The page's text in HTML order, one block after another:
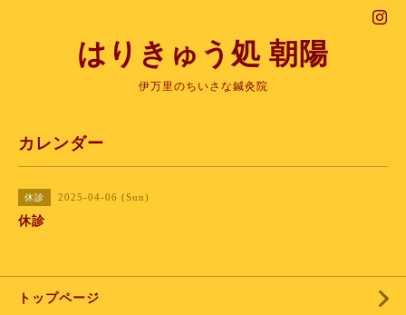
はりきゅう処 朝陽
伊万里のちいさな鍼灸院
カレンダー
休診 2025-04-06 (Sun)
休診
トップページ